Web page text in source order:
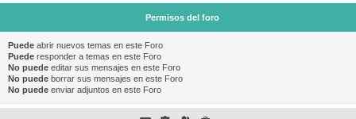
Permisos del foro
Puede abrir nuevos temas en este Foro
Puede responder a temas en este Foro
No puede editar sus mensajes en este Foro
No puede borrar sus mensajes en este Foro
No puede enviar adjuntos en este Foro